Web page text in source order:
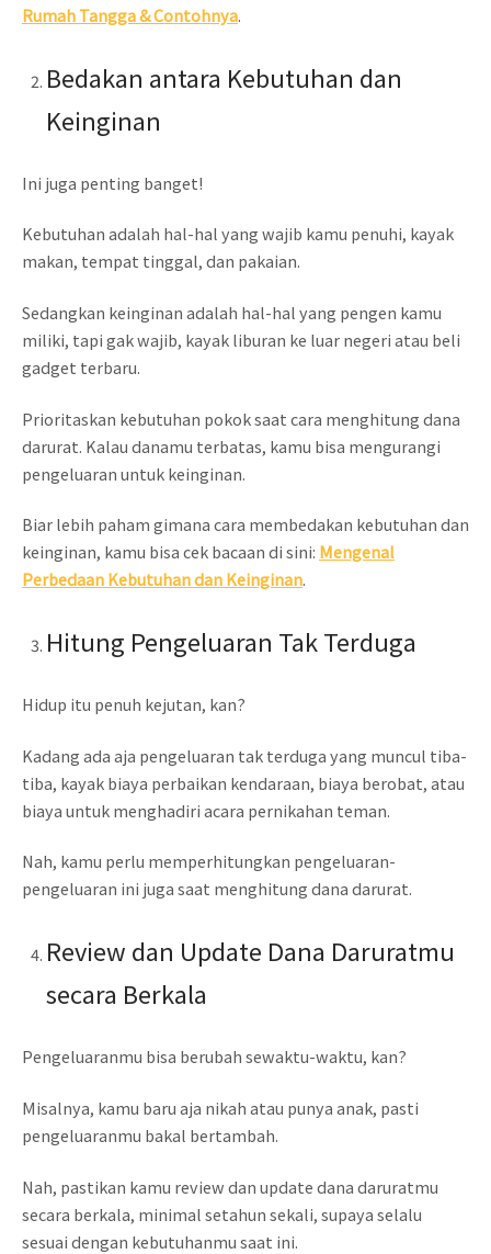
Rumah Tangga & Contohnya.
Bedakan antara Kebutuhan dan
Keinginan
Ini juga penting banget!
Kebutuhan adalah hal-hal yang wajib kamu penuhi, kayak
makan, tempat tinggal, dan pakaian.
Sedangkan keinginan adalah hal-hal yang pengen kamu
miliki, tapi gak wajib, kayak liburan ke luar negeri atau beli
gadget terbaru.
Prioritaskan kebutuhan pokok saat cara menghitung dana
darurat. Kalau danamu terbatas, kamu bisa mengurangi
pengeluaran untuk keinginan.
Biar lebih paham gimana cara membedakan kebutuhan dan
keinginan, kamu bisa cek bacaan di sini: Mengenal
Perbedaan Kebutuhan dan Keinginan.
Hitung Pengeluaran Tak Terduga
Hidup itu penuh kejutan, kan?
Kadang ada aja pengeluaran tak terduga yang muncul tiba-
tiba, kayak biaya perbaikan kendaraan, biaya berobat, atau
biaya untuk menghadiri acara pernikahan teman.
Nah, kamu perlu memperhitungkan pengeluaran-
pengeluaran ini juga saat menghitung dana darurat.
Review dan Update Dana Daruratmu
secara Berkala
Pengeluaranmu bisa berubah sewaktu-waktu, kan?
Misalnya, kamu baru aja nikah atau punya anak, pasti
pengeluaranmu bakal bertambah.
Nah, pastikan kamu review dan update dana daruratmu
secara berkala, minimal setahun sekali, supaya selalu
sesuai dengan kebutuhanmu saat ini.